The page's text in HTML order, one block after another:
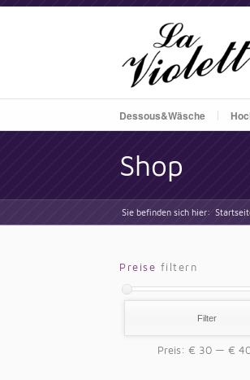
Dessous&Wäsche
Shop
Sie befinden sich hier:
Preise filtern
Filter
Preis: € 30 — €